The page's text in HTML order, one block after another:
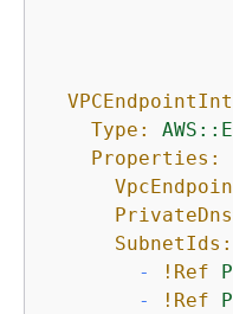
Type:
Properties:
SubnetIds:
-
!Ref
-
!Ref